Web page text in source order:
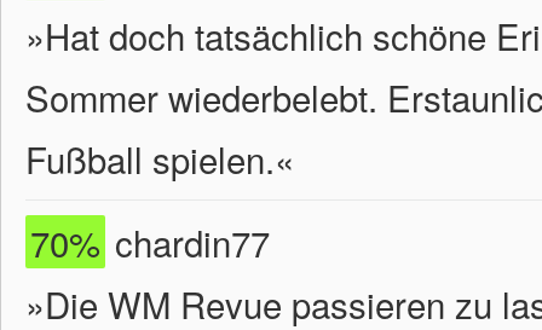
»Hat doch tatsächlich schöne
Sommer wiederbelebt.
Fußball spielen.«
70% chardin77
»Die WM Revue passieren zu